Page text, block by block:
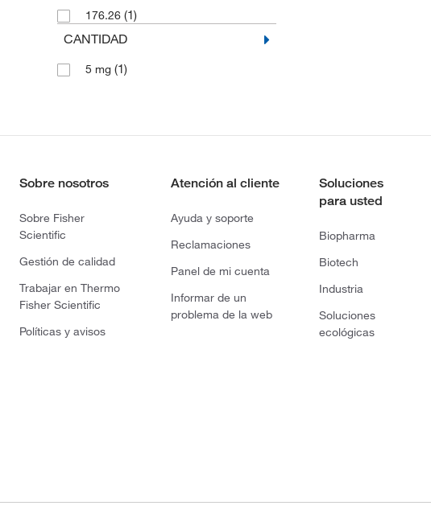
176.26 (1)
CANTIDAD
5 mg (1)
Sobre nosotros
Sobre Fisher
Scientific
Gestión de calidad
Trabajar en Thermo
Fisher Scientific
Políticas y avisos
Atención al cliente
Ayuda y soporte
Reclamaciones
Panel de mi cuenta
Informar de un
problema de la web
Soluciones
para usted
Biopharma
Biotech
Industria
Soluciones
ecológicas